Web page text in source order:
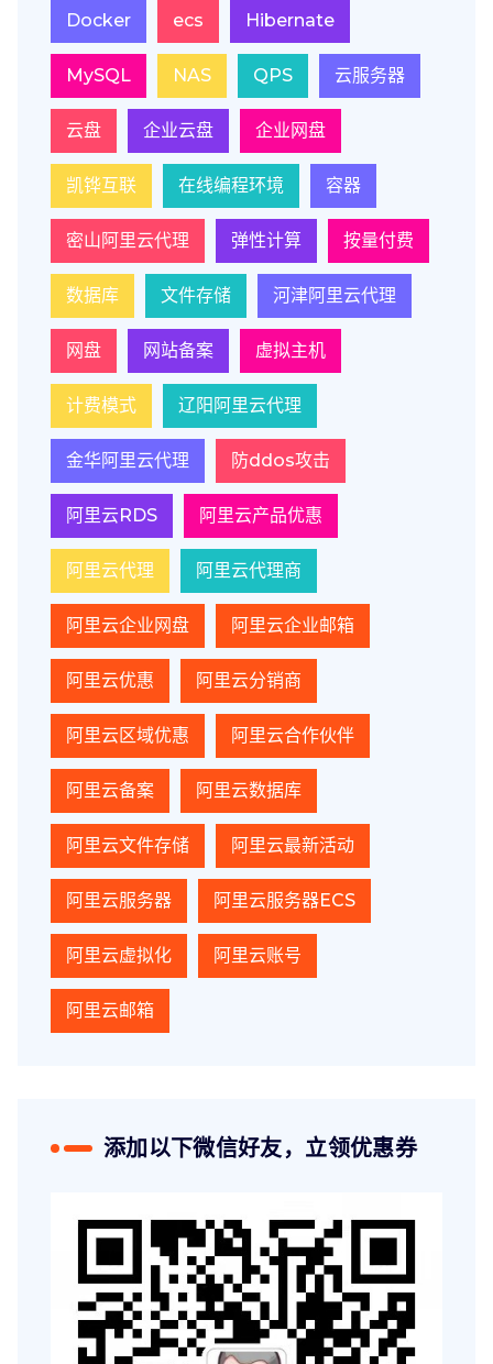
Docker ecs Hibernate
MySQL NAS QPS 云服务器
云盘 企业云盘 企业网盘
凯铧互联 在线编程环境 容器
密山阿里云代理 弹性计算 按量付费
数据库 文件存储 河津阿里云代理
网盘 网站备案 虚拟主机
计费模式 辽阳阿里云代理
金华阿里云代理 防ddos攻击
阿里云RDS 阿里云产品优惠
阿里云代理 阿里云代理商
阿里云企业网盘 阿里云企业邮箱
阿里云优惠 阿里云分销商
阿里云区域优惠 阿里云合作伙伴
阿里云备案 阿里云数据库
阿里云文件存储 阿里云最新活动
阿里云服务器 阿里云服务器ECS
阿里云虚拟化 阿里云账号
阿里云邮箱
添加以下微信好友，立领优惠券